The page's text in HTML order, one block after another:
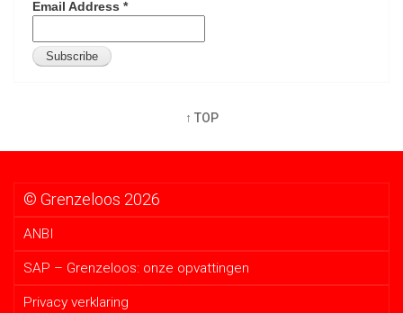
Email Address *
↑ TOP
© Grenzeloos 2026
ANBI
SAP – Grenzeloos: onze opvattingen
Privacy verklaring